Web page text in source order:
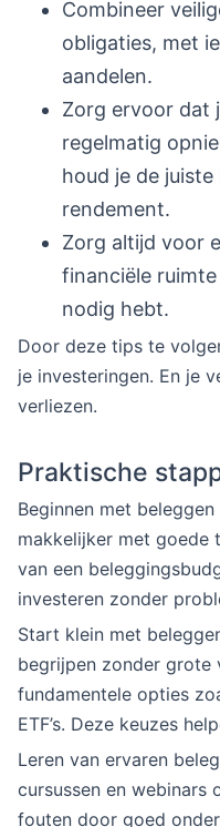
Combineer
obligaties, met
aandelen.
Zorg ervoor dat
regelmatig
houd je de
rendement.
Zorg altijd voor
financiële
nodig hebt.
Door deze tips te
je investeringen. En je
verliezen.
Praktische
Beginnen met
makkelijker met goede
van een
investeren zonder
Start klein met
begrijpen zonder grote
fundamentele opties
ETF’s. Deze keuzes
Leren van ervaren
cursussen en webinars
fouten door goed